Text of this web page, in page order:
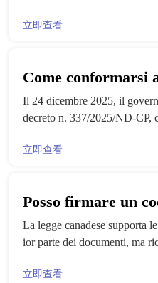
mi DPP.
立即查看
Come conformarsi
elettronici per le
implementazione
Il 24 dicembre 2025, il
decreto n. 337/2025/ND-CP,
fficialmente operativa a
立即查看
Posso firmare un
con DocuSign in
La legge canadese supporta
ior parte dei documenti, ma
eSignGlobal per garantire la
立即查看